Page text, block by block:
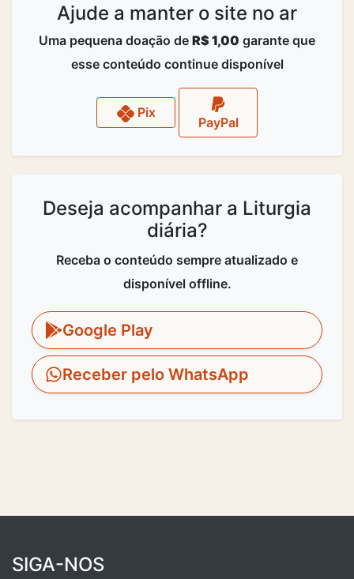
Ajude a manter o site no ar
Uma pequena doação de R$ 1,00 garante que
esse conteúdo continue disponível
Pix
PayPal
Deseja acompanhar a Liturgia
diária?
Receba o conteúdo sempre atualizado e
disponível offline.
Google Play
Receber pelo WhatsApp
SIGA-NOS